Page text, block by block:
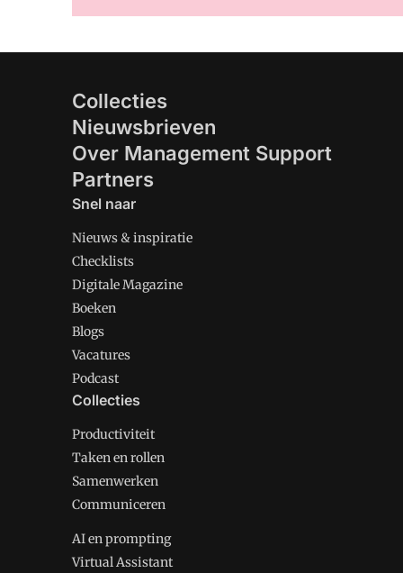
Collecties
Nieuwsbrieven
Over Management Support
Partners
Snel naar
Nieuws & inspiratie
Checklists
Digitale Magazine
Boeken
Blogs
Vacatures
Podcast
Collecties
Productiviteit
Taken en rollen
Samenwerken
Communiceren
AI en prompting
Virtual Assistant